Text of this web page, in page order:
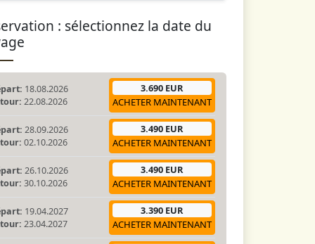
: sélectionnez la date du
18.08.2026
22.08.2026
3.690 EUR
ACHETER MAINTENANT
28.09.2026
02.10.2026
3.490 EUR
ACHETER MAINTENANT
26.10.2026
30.10.2026
3.490 EUR
ACHETER MAINTENANT
19.04.2027
23.04.2027
3.390 EUR
ACHETER MAINTENANT